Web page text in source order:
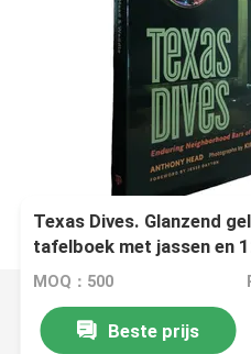
Texas Dives. Glanzend
tafelboek met jassen en
kunstpapier.
MOQ：500
Beste prijs